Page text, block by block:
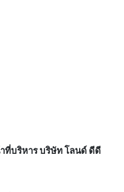
ที่บริหาร บริษัท โลนด์ ดีดี